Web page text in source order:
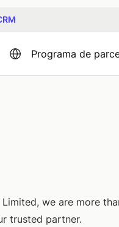
Programa de
Limited, we are more
trusted partner.